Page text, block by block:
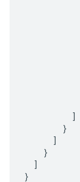
]
}
]
}
]
}